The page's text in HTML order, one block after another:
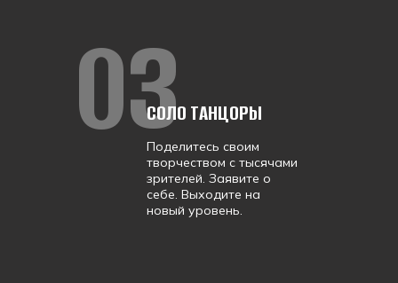
03Поделитесь своим
творчеством с тысячами
зрителей. Заявите о
себе. Выходите на
новый уровень.
СОЛО ТАНЦОРЫ